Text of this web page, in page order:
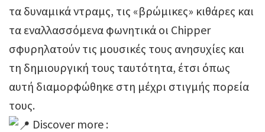
τα δυναμικά ντραμς, τις «βρώμικες» κιθάρες και
τα εναλλασσόμενα φωνητικά οι Chipper
σφυρηλατούν τις μουσικές τους ανησυχίες και
τη δημιουργική τους ταυτότητα, έτσι όπως
αυτή διαμορφώθηκε στη μέχρι στιγμής πορεία
τους.
Discover more :